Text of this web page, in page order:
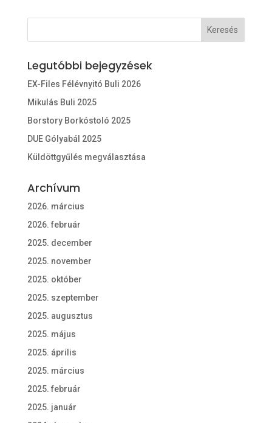
Legutóbbi bejegyzések
EX-Files Félévnyitó Buli 2026
Mikulás Buli 2025
Borstory Borkóstoló 2025
DUE Gólyabál 2025
Küldöttgyűlés megválasztása
Archívum
2026. március
2026. február
2025. december
2025. november
2025. október
2025. szeptember
2025. augusztus
2025. május
2025. április
2025. március
2025. február
2025. január